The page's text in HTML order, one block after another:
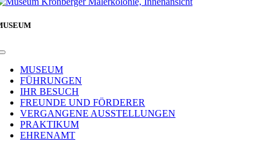
Toggle
NavigationMUSEUM
FÜHRUNGEN
IHR BESUCH
FREUNDE UND FÖRDERER
VERGANGENE AUSSTELLUNGEN
PRAKTIKUM
EHRENAMT